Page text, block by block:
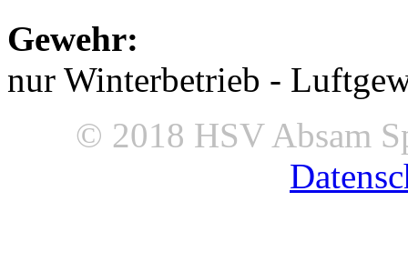
Gewehr:
nur Winterbetrieb -
© 2018 HSV Absam